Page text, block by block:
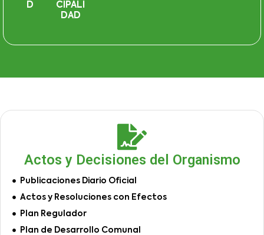
D
CIPALI
DAD
Actos y Decisiones del Organismo
Publicaciones Diario Oficial
Actos y Resoluciones con Efectos
Plan Regulador
Plan de Desarrollo Comunal